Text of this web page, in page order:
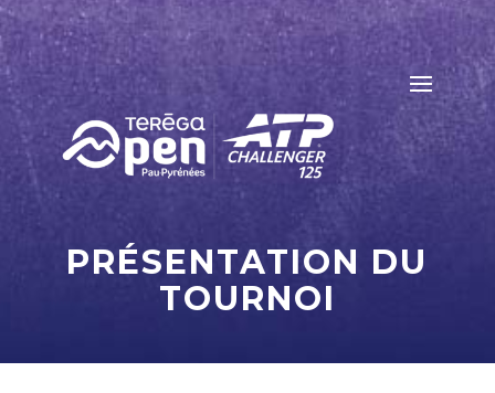
PRÉSENTATION DU
TOURNOI